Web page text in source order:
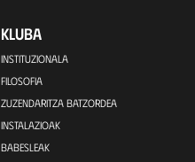
KLUBA
INSTITUZIONALA
FILOSOFIA
ZUZENDARITZA BATZORDEA
INSTALAZIOAK
BABESLEAK